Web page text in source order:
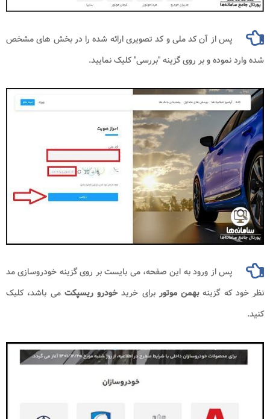
پس از آن کد ملی و کد تصویری ارائه شده را در بخش های مشخص
شده وارد نموده و بر روی گزینه "بررسی" کلیک نمایید.
پس از ورود به این صفحه، می بایست بر روی گزینه خودروسازی مد
نظر خود که گزینهبهمن موتوربرای خریدخودرو ریسپکتمی باشد، کلیک
کنید.